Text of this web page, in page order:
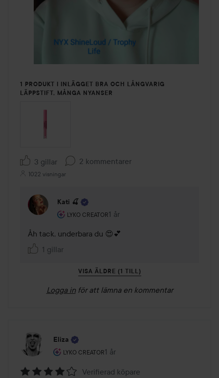
1 PRODUKT I INLÄGGET BRA OCH LÅNGVARIG
LÄPPSTIFT, MÅNGA NYANSER
3 gillar 2 kommentarer
1022 visningar
Kati 🍒
LYKO CREATOR
Användarens roll: Lyko Creator.
1 år
Kommentaren lades 1 år
Åh tack, underbara du 😍💕
1 gillar
VISA ÄLDRE (1 TILL)
Logga in för att lämna en kommentar
Eliza
LYKO CREATOR
Användarens roll: Lyko Creator.
1 år
Inlägget skapades 1 år
Verifierad köpare